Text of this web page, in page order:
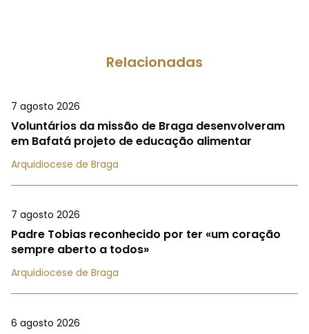
Relacionadas
7 agosto 2026
Voluntários da missão de Braga desenvolveram
em Bafatá projeto de educação alimentar
Arquidiocese de Braga
7 agosto 2026
Padre Tobias reconhecido por ter «um coração
sempre aberto a todos»
Arquidiocese de Braga
6 agosto 2026